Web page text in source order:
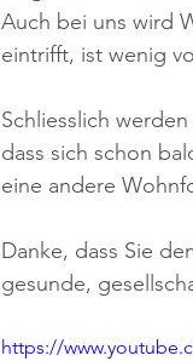
Auch bei uns wird
eintrifft, ist wenig
Schliesslich
dass sich schon
eine andere
Danke, dass Sie
gesunde,
https://